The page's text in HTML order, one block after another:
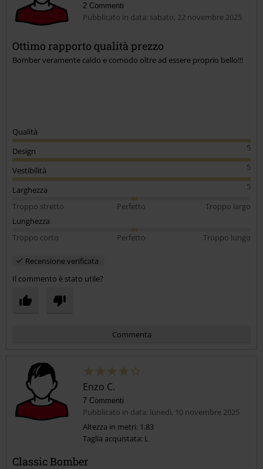
2 Commenti
Pubblicato in data: sabato, 22 novembre 2025
Ottimo rapporto qualità prezzo
Bomber veramente caldo e comodo oltre ad essere proprio bello!!!
Qualità
5
Design
5
Vestibilità
5
Larghezza
Troppo stretto
Perfetto
Troppo largo
Lunghezza
Troppo corto
Perfetto Troppo lungo
Recensione verificata
Il commento è stato utile?
Commenta
Invia un commento
Enzo C.
7 Commenti
Pubblicato in data: lunedì, 10 novembre 2025
Altezza in metri: 1.83
Taglia acquistata: L
Classic Bomber